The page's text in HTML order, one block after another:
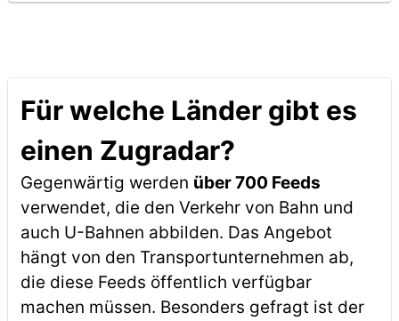
Für welche Länder gibt es
einen Zugradar?
Gegenwärtig werden über 700 Feeds
verwendet, die den Verkehr von Bahn und
auch U-Bahnen abbilden. Das Angebot
hängt von den Transportunternehmen ab,
die diese Feeds öffentlich verfügbar
machen müssen. Besonders gefragt ist der